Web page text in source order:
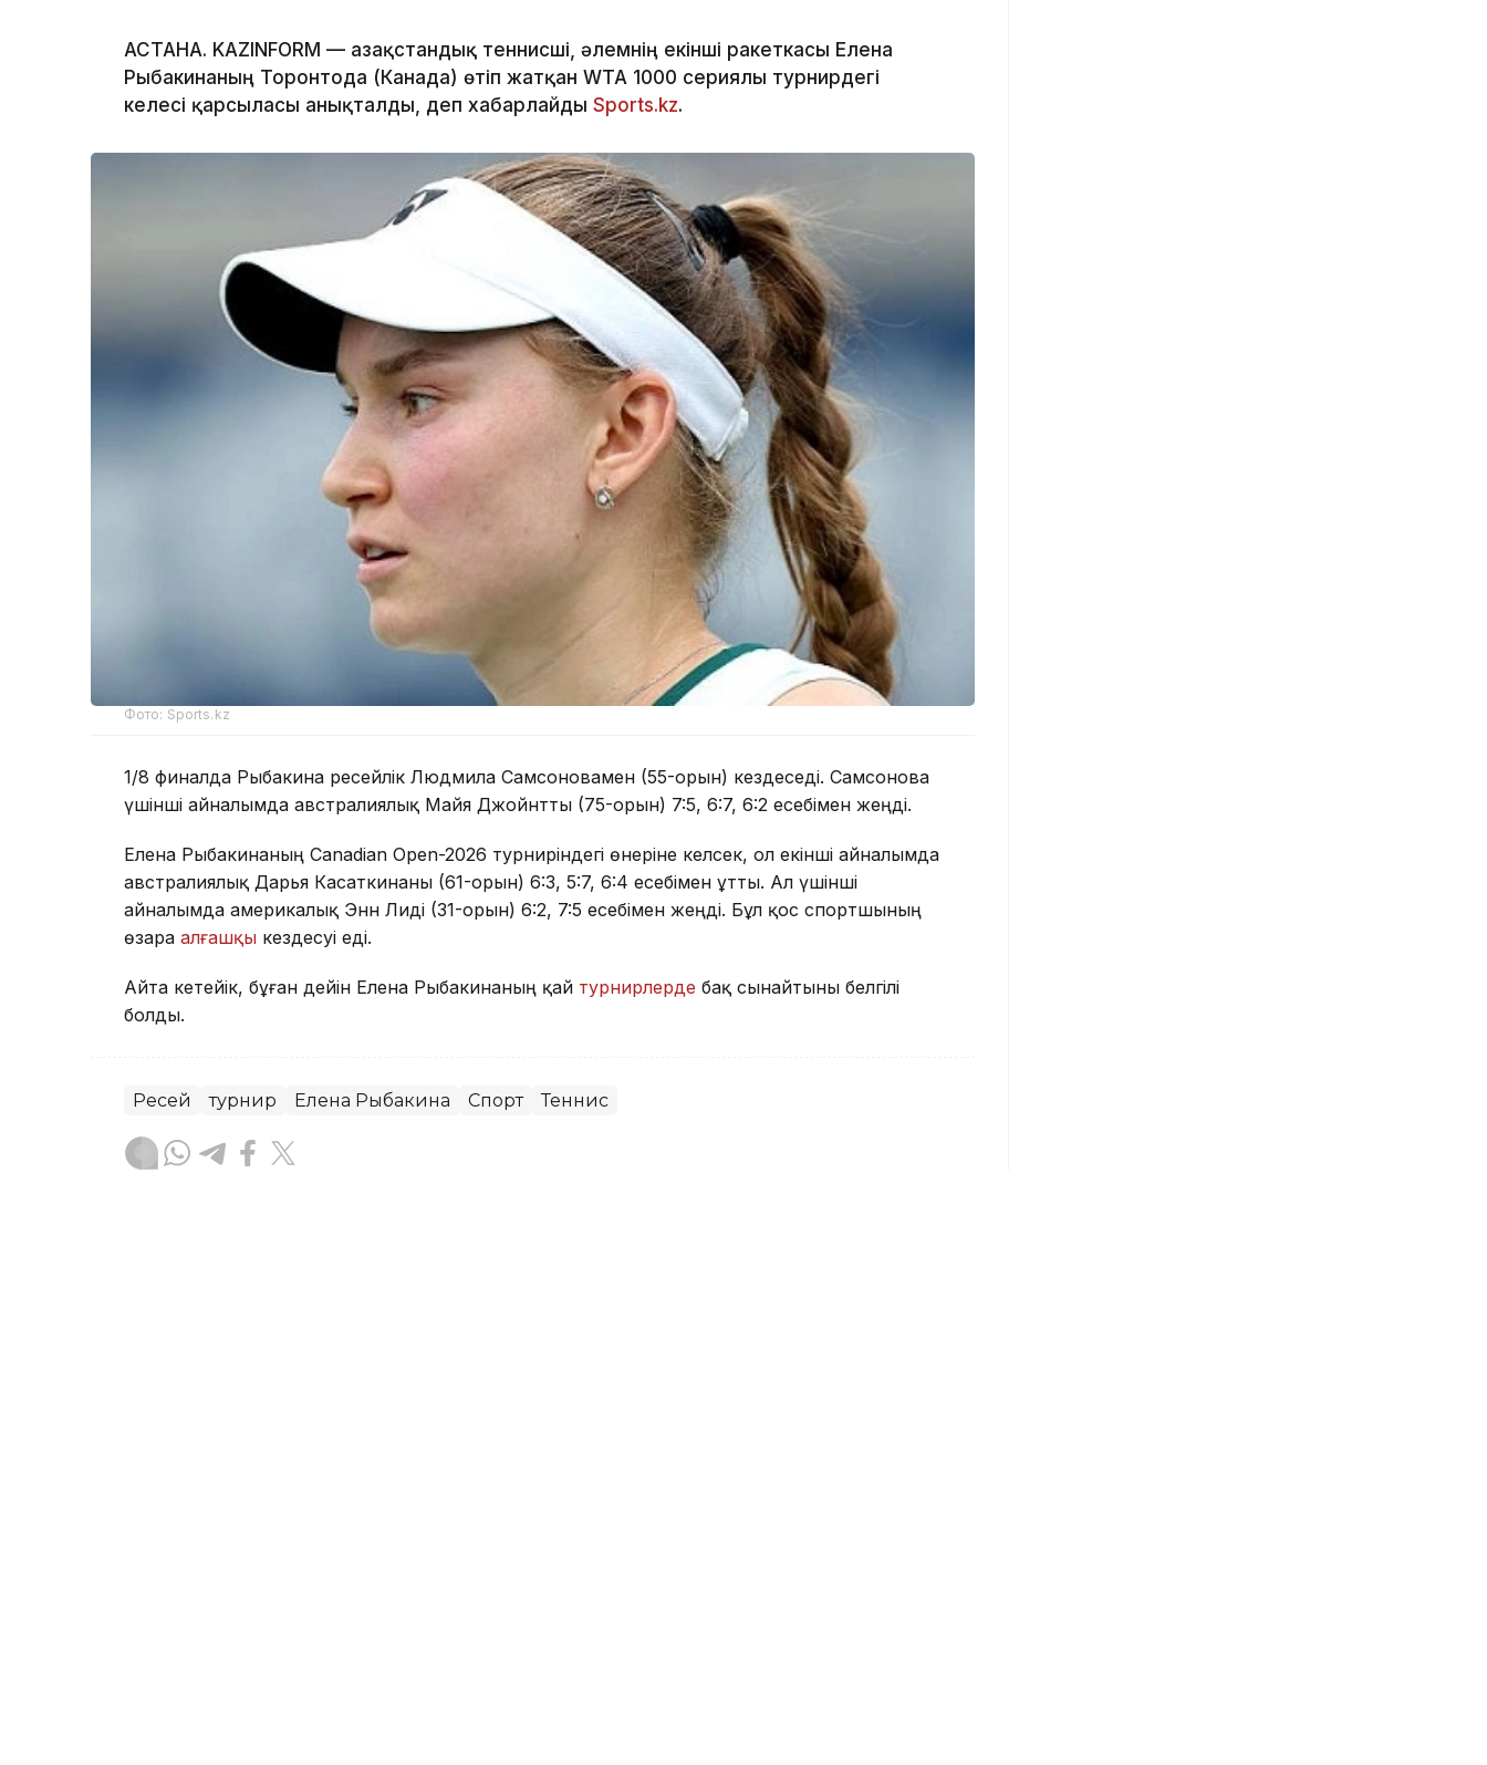
АСТАНА. KAZINFORM — Қазақстандық теннисші, әлемнің екінші ракеткасы Елена
Рыбакинаның Торонтода (Канада) өтіп жатқан WTA 1000 сериялы турнирдегі
келесі қарсыласы анықталды, деп хабарлайды Sports.kz.
Фото: Sports.kz
1/8 финалда Рыбакина ресейлік Людмила Самсоновамен (55-орын) кездеседі. Самсонова
үшінші айналымда австралиялық Майя Джойнтты (75-орын) 7:5, 6:7, 6:2 есебімен жеңді.
Елена Рыбакинаның Canadian Open-2026 турниріндегі өнеріне келсек, ол екінші айналымда
австралиялық Дарья Касаткинаны (61-орын) 6:3, 5:7, 6:4 есебімен ұтты. Ал үшінші
айналымда америкалық Энн Лиді (31-орын) 6:2, 7:5 есебімен жеңді. Бұл қос спортшының
өзара алғашқы кездесуі еді.
Айта кетейік, бұған дейін Елена Рыбакинаның қай турнирлерде бақ сынайтыны белгілі
болды.
Ресей турнир Елена Рыбакина Спорт Теннис